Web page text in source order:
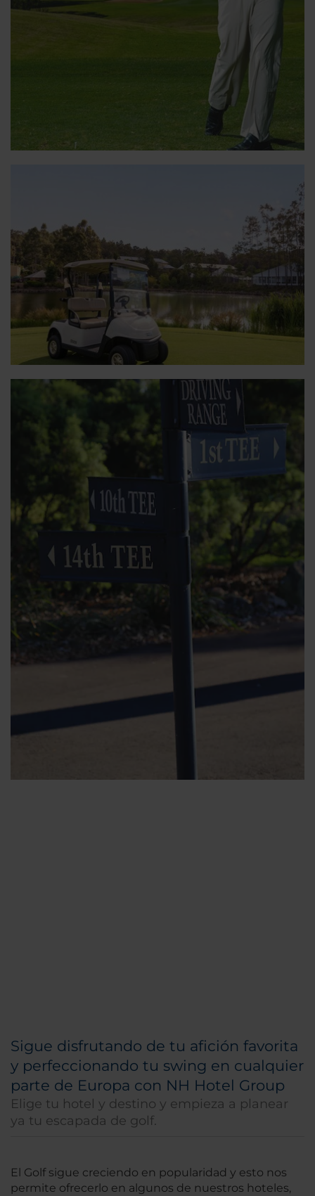
Sigue disfrutando de tu afición favorita
y perfeccionando tu swing en cualquier
parte de Europa con NH Hotel Group
Elige tu hotel y destino y empieza a planear
ya tu escapada de golf.
El Golf sigue creciendo en popularidad y esto nos
permite ofrecerlo en algunos de nuestros hoteles,